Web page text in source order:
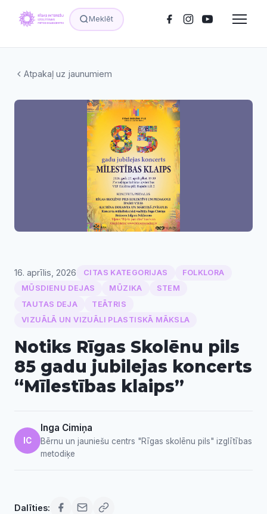
Meklēt
Atpakaļ uz jaunumiem
16. aprīlis, 2026 CITAS KATEGORIJAS
FOLKLORA
MŪSDIENU DEJAS
MŪZIKA
STEM
TAUTAS DEJA
TEĀTRIS
VIZUĀLĀ UN VIZUĀLI PLASTISKĀ MĀKSLA
Notiks Rīgas Skolēnu pils
85 gadu jubilejas koncerts
“Mīlestības klaips”
IC
Inga Cimiņa
Bērnu un jauniešu centrs "Rīgas skolēnu pils" izglītības
metodiķe
Dalīties: